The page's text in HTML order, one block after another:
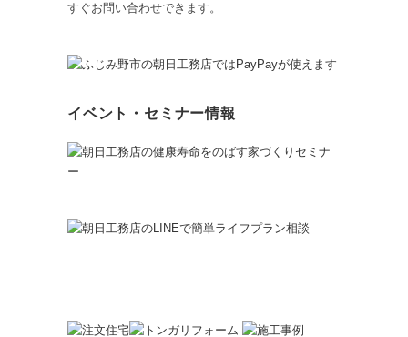
すぐお問い合わせできます。
イベント・セミナー情報